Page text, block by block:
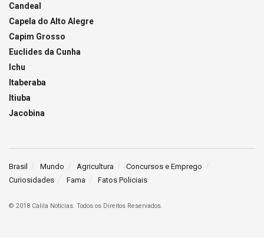
Candeal
Capela do Alto Alegre
Capim Grosso
Euclides da Cunha
Ichu
Itaberaba
Itiuba
Jacobina
Brasil Mundo Agricultura
Concursos e Emprego
Curiosidades
Fama Fatos Policiais
© 2018 Calila Notícias. Todos os Direitos Reservados.